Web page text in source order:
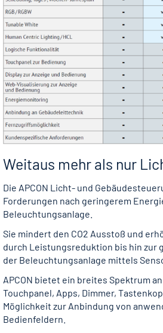
Weitaus mehr als nur
Die APCON Licht- und
Forderungen nach geringerem
Beleuchtungsanlage.
Sie mindert den CO2 Ausstoß und
durch Leistungsreduktion bis hin zur
der Beleuchtungsanlage mittels
APCON bietet ein breites Spektrum
Touchpanel, Apps, Dimmer,
Möglichkeit zur Anbindung von
Bedienfeldern.